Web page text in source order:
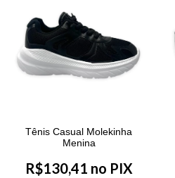
Tênis Casual Molekinha
Menina
R$130,41 no PIX